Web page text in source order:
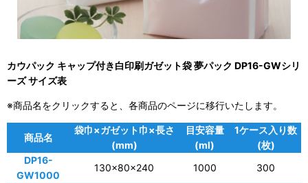
カウパック キャップ付き白印刷ガゼット袋 夢パック DP16-GWシリ
ーズ サイズ表
※商品名をクリックすると、各商品のページに移行いたします。
商品名
袋巾×ガゼット巾×長さ
(mm)
目安容量
(ml)
1ケース入り数
(枚)
DP16-
GW1000
130×80×240 1000
300